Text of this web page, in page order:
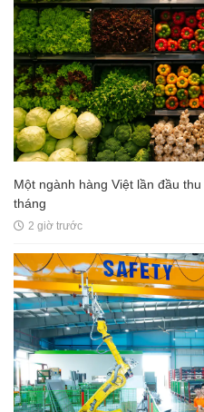
Một ngành hàng Việt lần đầu
tháng
2 giờ trước